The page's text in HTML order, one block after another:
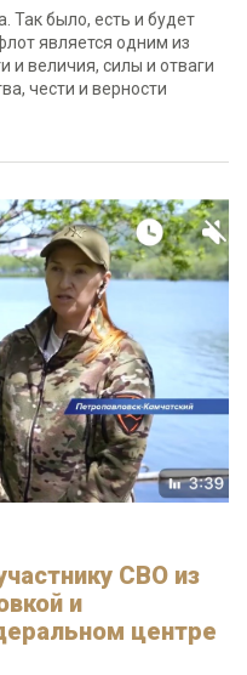
Так было, есть и будет
является одним из
и величия, силы и отваги
чести и верности
СВО из
и
центре